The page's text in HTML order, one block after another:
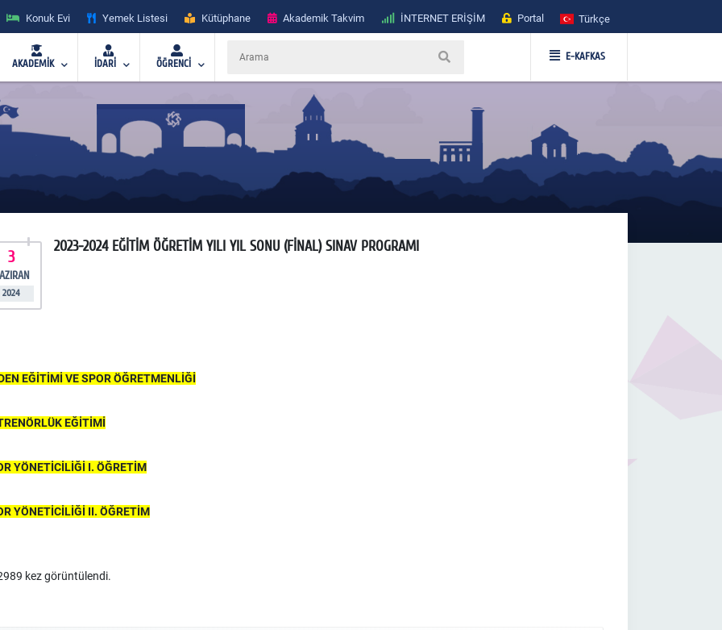
Konuk Evi Yemek Listesi Kütüphane Akademik Takvim İNTERNET ERİŞİM Portal Türkçe
AKADEMİK İDARİ ÖĞRENCİ
E-KAFKAS
3
2024
2023-2024 EĞİTİM ÖĞRETİM YILI YIL SONU (FİNAL) SINAV PROGRAMI
EĞİTİMİ VE SPOR ÖĞRETMENLİĞİ
EĞİTİMİ
YÖNETİCİLİĞİ I. ÖĞRETİM
YÖNETİCİLİĞİ II. ÖĞRETİM
kez görüntülendi.